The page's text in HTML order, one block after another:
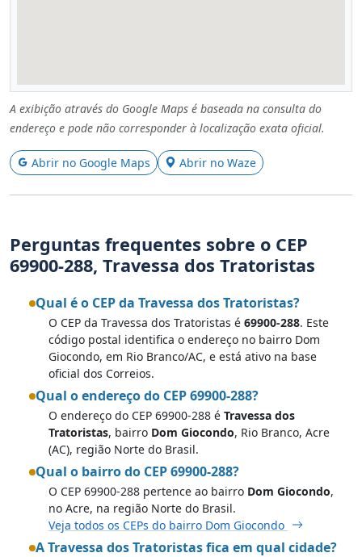
A exibição através do Google Maps é baseada na consulta do
endereço e pode não corresponder à localização exata oficial.
Abrir no Google Maps Abrir no Waze
Perguntas frequentes sobre o CEP
69900-288, Travessa dos Tratoristas
Qual é o CEP da Travessa dos Tratoristas?
O CEP da Travessa dos Tratoristas é 69900-288. Este
código postal identifica o endereço no bairro Dom
Giocondo, em Rio Branco/AC, e está ativo na base
oficial dos Correios.
Qual o endereço do CEP 69900-288?
O endereço do CEP 69900-288 é Travessa dos
Tratoristas, bairro Dom Giocondo, Rio Branco, Acre
(AC), região Norte do Brasil.
Qual o bairro do CEP 69900-288?
O CEP 69900-288 pertence ao bairro Dom Giocondo,
no Acre, na região Norte do Brasil.
Veja todos os CEPs do bairro Dom Giocondo
A Travessa dos Tratoristas fica em qual cidade?